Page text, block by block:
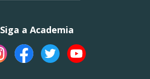
Siga a Academia